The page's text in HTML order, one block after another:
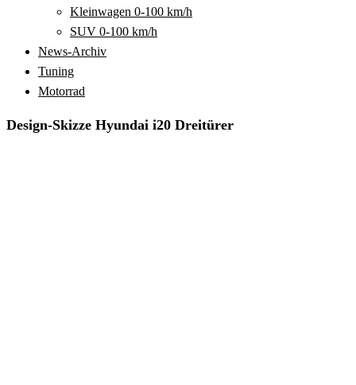
Kleinwagen 0-100 km/h
SUV 0-100 km/h
News-Archiv
Tuning
Motorrad
Design-Skizze Hyundai i20 Dreitürer